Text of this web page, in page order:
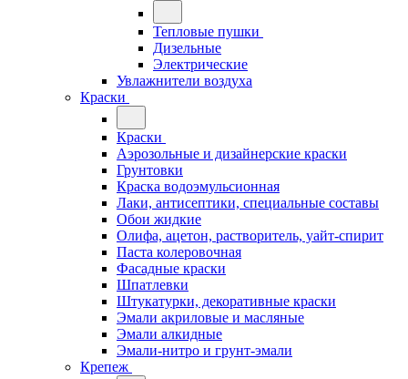
Тепловые пушки
Дизельные
Электрические
Увлажнители воздуха
Краски
Краски
Аэрозольные и дизайнерские краски
Грунтовки
Краска водоэмульсионная
Лаки, антисептики, специальные составы
Обои жидкие
Олифа, ацетон, растворитель, уайт-спирит
Паста колеровочная
Фасадные краски
Шпатлевки
Штукатурки, декоративные краски
Эмали акриловые и масляные
Эмали алкидные
Эмали-нитро и грунт-эмали
Крепеж